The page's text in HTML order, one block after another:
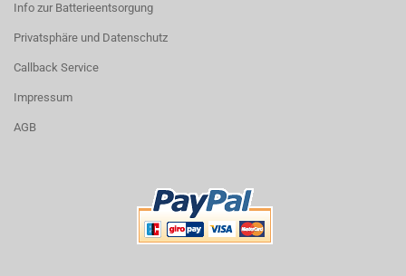
Info zur Batterieentsorgung
Privatsphäre und Datenschutz
Callback Service
Impressum
AGB